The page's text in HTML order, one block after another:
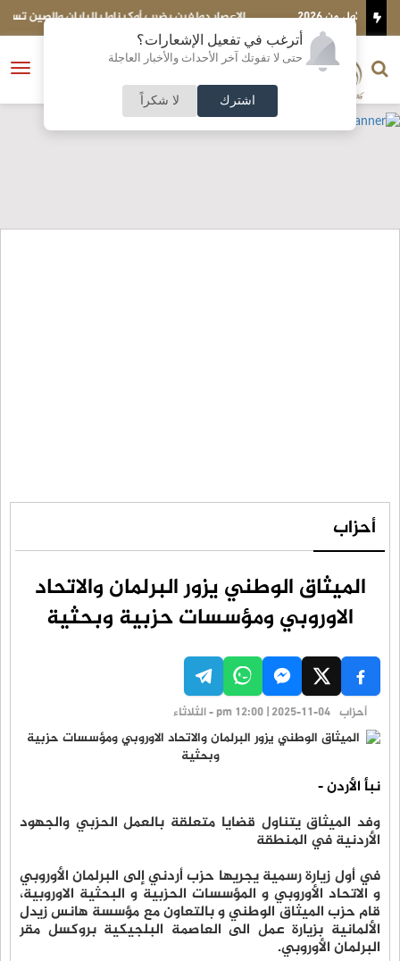
أترغب في تفعيل الإشعارات؟
حتى لا تفوتك آخر الأحداث والأخبار العاجلة
اشترك لا شكراً
الإعصار دولفين يضرب أوكيناوا باليابان والصين تستعد لوصوله
فتح
الناشر و رئيس التحرير
النسخة الكاملة
أحزاب
الميثاق الوطني يزور البرلمان والاتحاد
الاوروبي ومؤسسات حزبية وبحثية
أحزاب pm 12:00 | 2025-11-04 - الثلاثاء
نبأ الأردن -
وفد الميثاق يتناول قضايا متعلقة بالعمل الحزبي والجهود
الأردنية في المنطقة
في أول زيارة رسمية يجريها حزب أردني إلى البرلمان الأوروبي
و الاتحاد الأوروبي و المؤسسات الحزبية و البحثية الاوروبية،
قام حزب الميثاق الوطني و بالتعاون مع مؤسسة هانس زيدل
الألمانية بزيارة عمل الى العاصمة البلجيكية بروكسل مقر
البرلمان الأوروبي.